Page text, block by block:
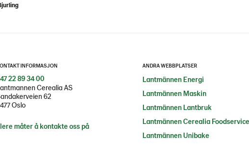
INFORMASJON
22 89 34 00
Cerealia AS
62
Oslo
måter å kontakte oss på
ANDRA WEBBPLATSER
Lantmännen Energi
Lantmännen Maskin
Lantmännen Lantbruk
Lantmännen Cerealia Foodservice
Lantmännen Unibake